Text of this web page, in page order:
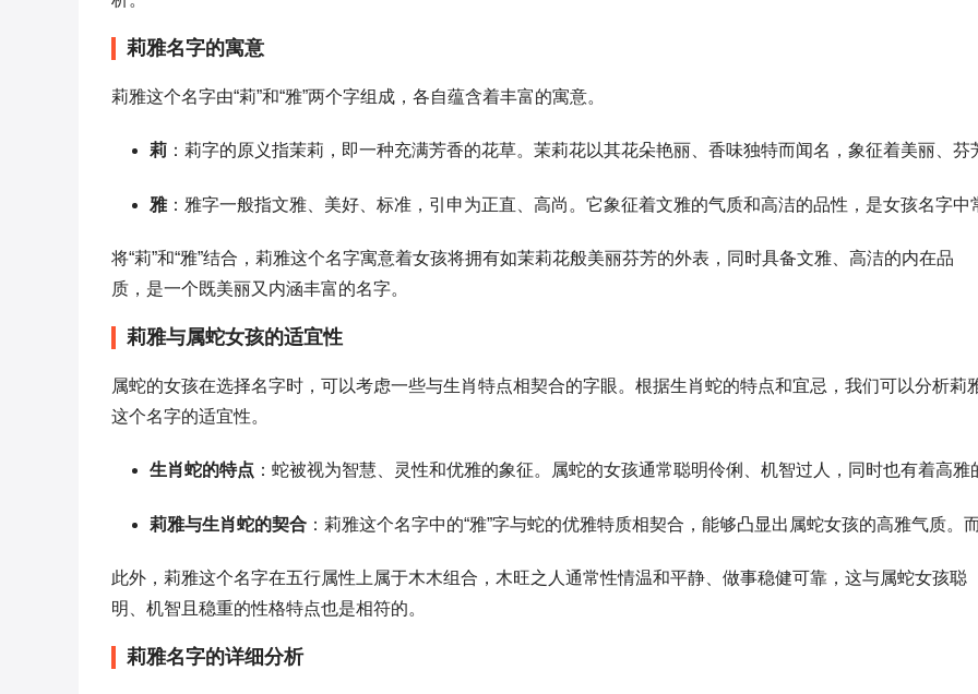
莉雅名字的寓意
莉雅这个名字由“莉”和“雅”两个字组成，各自蕴含着丰富的寓意。
莉 ：莉字的原义指茉莉，即一种充满芳香的花草。茉莉花以其花朵艳丽、香味独特而闻名，象征着美丽、
雅：雅字一般指文雅、美好、标准，引申为正直、高尚。它象征着文雅的气质和高洁的品性，是女孩名字中
将“莉”和“雅”结合，莉雅这个名字寓意着女孩将拥有如茉莉花般美丽芬芳的外表，同时具备文雅、高洁的内在品
质，是一个既美丽又内涵丰富的名字。
莉雅与属蛇女孩的适宜性
属蛇的女孩在选择名字时，可以考虑一些与生肖特点相契合的字眼。根据生肖蛇的特点和宜忌，我们可以分析莉
这个名字的适宜性。
生肖蛇的特点 ：蛇被视为智慧、灵性和优雅的象征。属蛇的女孩通常聪明伶俐、机智过人，同时也有着高雅
莉雅与生肖蛇的契合 ：莉雅这个名字中的“雅”字与蛇的优雅特质相契合，能够凸显出属蛇女孩的高雅气质
此外，莉雅这个名字在五行属性上属于木木组合，木旺之人通常性情温和平静、做事稳健可靠，这与属蛇女孩聪
明、机智且稳重的性格特点也是相符的。
莉雅名字的详细分析